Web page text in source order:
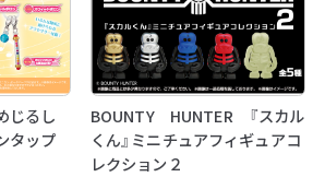
じるし
タップ
BOUNTY HUNTER 『スカル
くん』ミニチュアフィギュアコ
レクション２